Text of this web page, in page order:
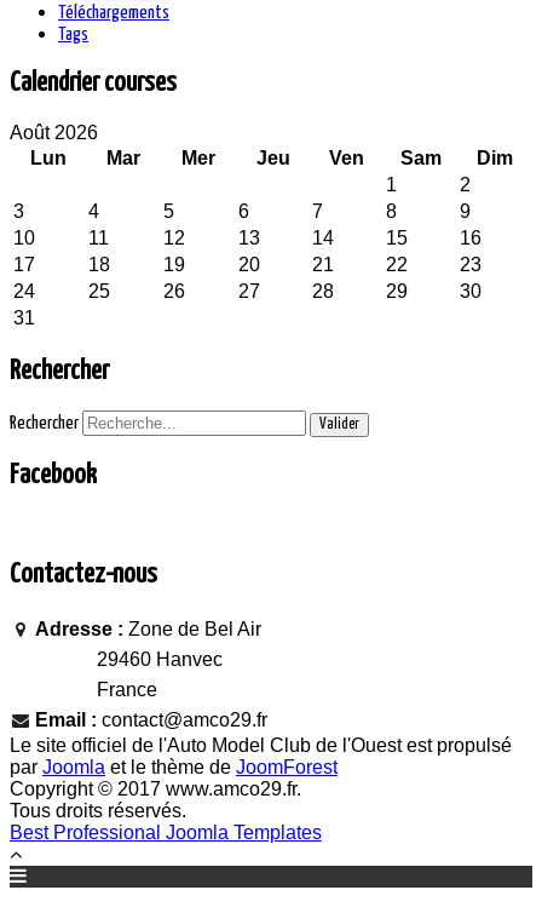
Téléchargements
Tags
Calendrier courses
Août 2026
Lun
Mar Mer Jeu Ven Sam
Dim
1
2
3
4 5 6 7 8
9
10
11 12 13 14 15
16
17
18 19 20 21 22
23
24
25 26 27 28 29
30
31
Rechercher
Rechercher Valider
Facebook
Contactez-nous
Adresse : Zone de Bel Air
29460 Hanvec
France
Email : contact@amco29.fr
Le site officiel de l'Auto Model Club de l'Ouest est propulsé
par Joomla et le thème de JoomForest
Copyright © 2017 www.amco29.fr.
Tous droits réservés.
Best Professional Joomla Templates